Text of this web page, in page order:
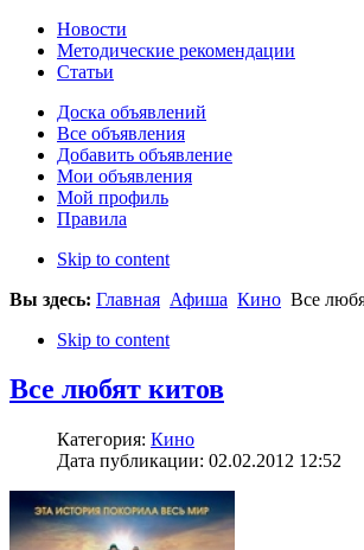
Новости
Методические рекомендации
Статьи
Доска объявлений
Все объявления
Добавить объявление
Мои объявления
Мой профиль
Правила
Skip to content
Вы здесь: Главная Афиша Кино Все
Skip to content
Все любят китов
Категория: Кино
Дата публикации: 02.02.2012 12:52